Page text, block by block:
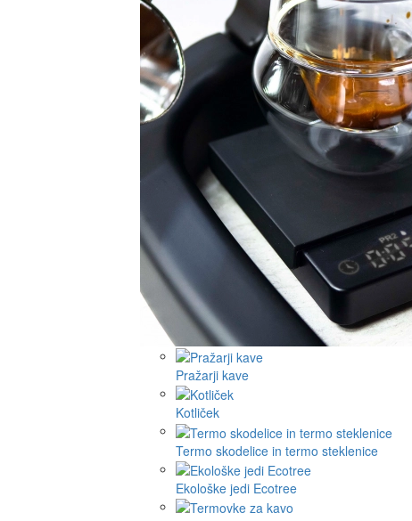
Pražarji kave
Kotliček
Termo skodelice in termo steklenice
Ekološke jedi Ecotree